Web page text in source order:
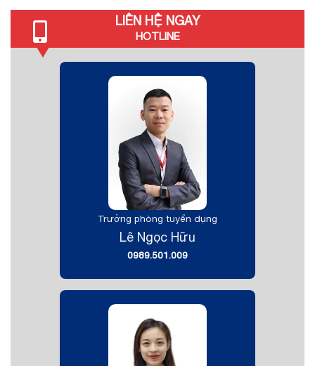
LIÊN HỆ NGAY
HOTLINE
Trưởng phòng tuyển dụng
Lê Ngọc Hữu
0989.501.009